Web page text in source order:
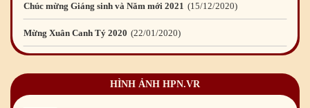
Mừng Xuân Canh Tý 2020 22/01/2020
Chúc mừng Giáng sinh và Năm mới 2020
Chúc mừng Giáng sinh và Năm mới 2019 22/12
HÌNH ẢNH HPN.VR